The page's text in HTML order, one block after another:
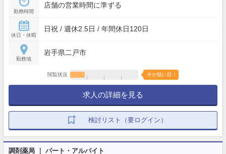
勤務時間
店舗の営業時間に準ずる
休日・休暇
日祝 / 週休2.5日 / 年間休日120日
勤務地
岩手県二戸市
閲覧状況 今が狙い目！
求人の詳細を見る
検討リスト（要ログイン）
調剤薬局 ｜ パート・アルバイト